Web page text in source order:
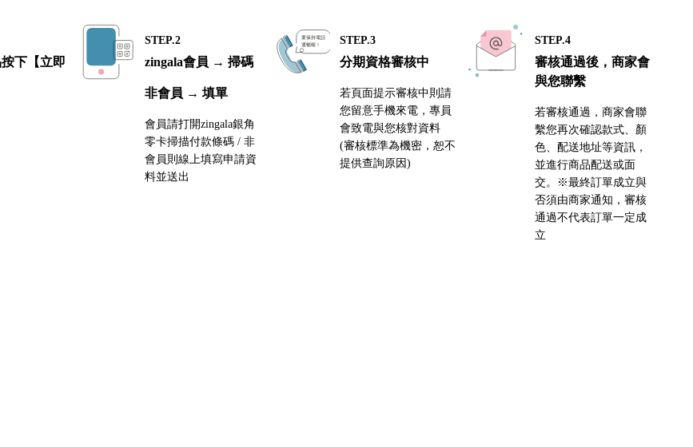
Roger Vivier
Saint Laurent 聖羅蘭 YSL
Salvatore Ferragamo 菲拉格慕
The Row
Tod's
下【立即
STEP.2
zingala會員 → 掃碼
非會員 → 填單
會員請打開zingala銀角
零卡掃描付款條碼 / 非
會員則線上填寫申請資
料並送出
STEP.3
分期資格審核中
若頁面提示審核中則請
您留意手機來電，專員
會致電與您核對資料
(審核標準為機密，恕不
提供查詢原因)
STEP.4
審核通過後，商家會
與您聯繫
若審核通過，商家會聯
繫您再次確認款式、顏
色、配送地址等資訊，
並進行商品配送或面
交。※最終訂單成立與
否須由商家通知，審核
通過不代表訂單一定成
立